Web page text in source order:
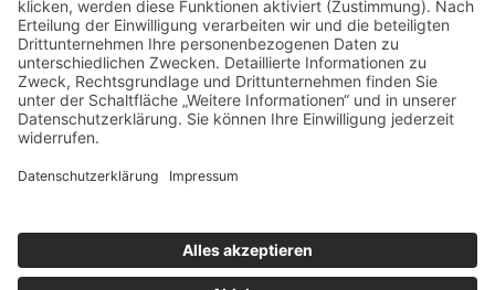
Tel: +49 30 805 35 58
KONTAKT |IMPRESSUM|DATENSCHUTZ